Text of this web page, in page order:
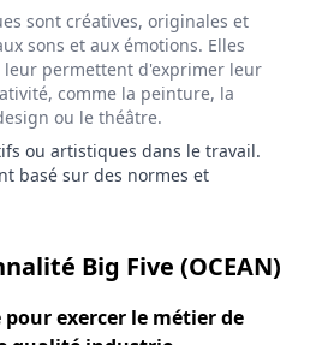
sont créatives, originales et
sons et aux émotions. Elles
permettent d'exprimer leur
comme la peinture, la
ou le théâtre.
ou artistiques dans le travail.
basé sur des normes et
Big Five (OCEAN)
pour exercer le métier de